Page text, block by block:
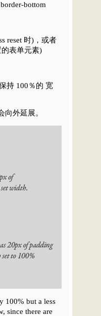
bottom
reset 时)，或者
表单元素)
持 100％的 宽
外延展。
100% but a less
since there are